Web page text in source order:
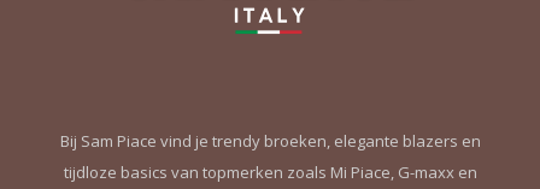
Bij Sam Piace vind je trendy broeken, elegante blazers en
tijdloze basics van topmerken zoals Mi Piace, G-maxx en